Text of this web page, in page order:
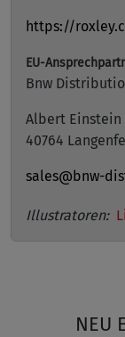
https://
EU-
Bnw
Albert Einstein
40764
sales@bnw-
Illustratoren:
NEU